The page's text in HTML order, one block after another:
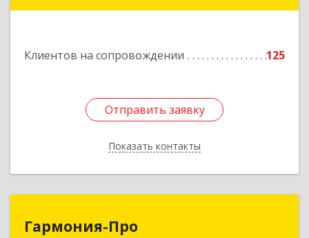
Клиентов на сопровождении 125
Отправить заявку
Показать контакты
Отправить заявку
Назад
Гармония-Про